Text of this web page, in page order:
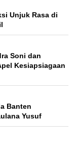
Unjuk Rasa di
Soni dan
Kesiapsiagaan
Banten
Yusuf